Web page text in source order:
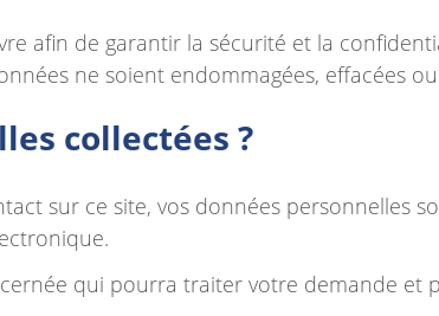
afin de garantir la sécurité et la
ne soient endommagées, effacées
collectées ?
sur ce site, vos données personnelles
qui pourra traiter votre demande et